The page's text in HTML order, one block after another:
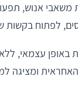
אנוש,
לפתוח בקשות
באופן עצמאי,
ומציגה